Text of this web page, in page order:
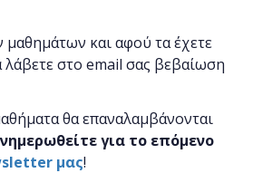
και αφού τα έχετε
στο email σας βεβαίωση
θα επαναλαμβάνονται
για το επόμενο
μας!